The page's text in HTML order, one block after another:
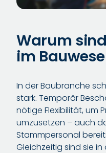
Warum
im
In der Baubranche
stark. Temporär
nötige Flexibilität, um
umzusetzen – auch
Stammpersonal
Gleichzeitig sind sie in